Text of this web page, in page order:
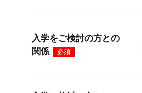
入学をご検討の方との
関係
必須